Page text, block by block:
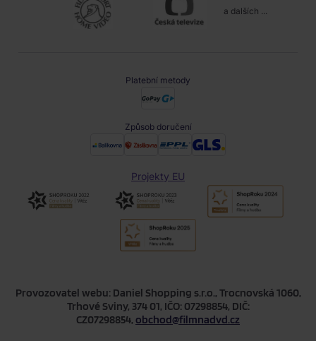
a dalších ...
Platební metody
Způsob doručení
Projekty EU
Provozovatel webu: Daniel Shopping s.r.o., Trocnovská 1060,
Trhové Sviny, 374 01, IČO: 07298854, DIČ:
CZ07298854, obchod@filmnadvd.cz